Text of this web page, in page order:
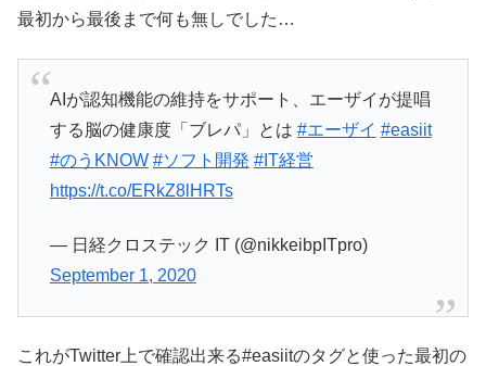
最初から最後まで何も無しでした…
AIが認知機能の維持をサポート、エーザイが提唱
する脳の健康度「ブレパ」とは #エーザイ #easiit
#のうKNOW #ソフト開発 #IT経営
https://t.co/ERkZ8lHRTs
— 日経クロステック IT (@nikkeibpITpro)
September 1, 2020
これがTwitter上で確認出来る#easiitのタグと使った最初の